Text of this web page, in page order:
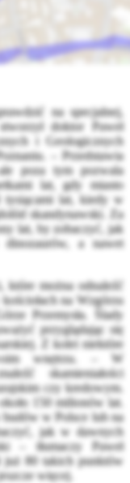
na specjalnej,
doktor Paweł
i Geologicznych
– Przedstawia
poza tym pozwala
lat, gdy miasto
tysiącami lat, kiedy w
skandynawski. Za
lat, by zobaczyć, jak
a nawet
które można odnaleźć
na Wzgórzu
Przemysła. Ślady
przyglądając się
Z kolei niektóre
wnętrzu. – W
skamieniałości
czy kredowym.
150 milionów lat.
budów w Polsce lub na
jak w dawnych
– tłumaczy Paweł
już 80 takich punktów
więcej.